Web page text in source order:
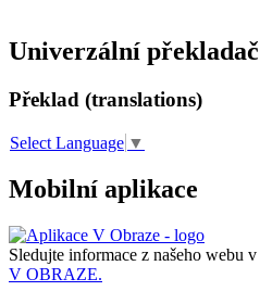
Univerzální překladač
Překlad (translations)
Select Language ▼
Mobilní aplikace
Sledujte informace z našeho webu v
V OBRAZE.